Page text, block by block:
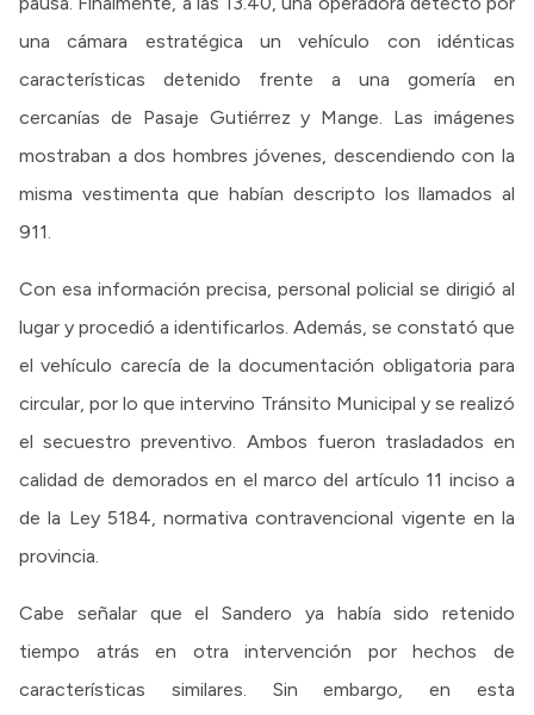
una cámara estratégica un vehículo con idénticas
características detenido frente a una gomería en
cercanías de Pasaje Gutiérrez y Mange. Las imágenes
mostraban a dos hombres jóvenes, descendiendo con la
misma vestimenta que habían descripto los llamados al
911.
Con esa información precisa, personal policial se dirigió al
lugar y procedió a identificarlos. Además, se constató que
el vehículo carecía de la documentación obligatoria para
circular, por lo que intervino Tránsito Municipal y se realizó
el secuestro preventivo. Ambos fueron trasladados en
calidad de demorados en el marco del artículo 11 inciso a
de la Ley 5184, normativa contravencional vigente en la
provincia.
Cabe señalar que el Sandero ya había sido retenido
tiempo atrás en otra intervención por hechos de
características similares. Sin embargo, en esta